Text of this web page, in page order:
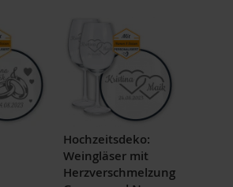
Hochzeitsdeko:
Weingläser mit
Herzverschmelzung